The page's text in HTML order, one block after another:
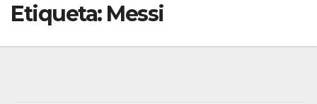
Etiqueta: Messi